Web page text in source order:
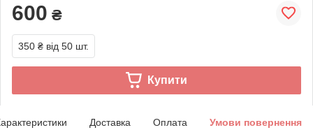
600 ₴
350 ₴ від 50 шт.
Купити
Доставка Оплата Умови повернення